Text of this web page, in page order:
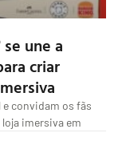
une a
criar
convidam os fãs
imersiva em